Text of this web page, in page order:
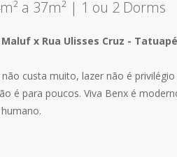
a 37m² | 1 ou 2 Dorms
x Rua Ulisses Cruz -
custa muito, lazer não é
é para poucos. Viva Benx é